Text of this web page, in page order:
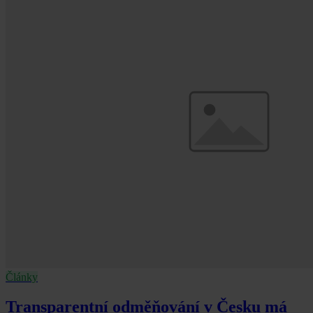
Články
Transparentní odměňování v Česku má